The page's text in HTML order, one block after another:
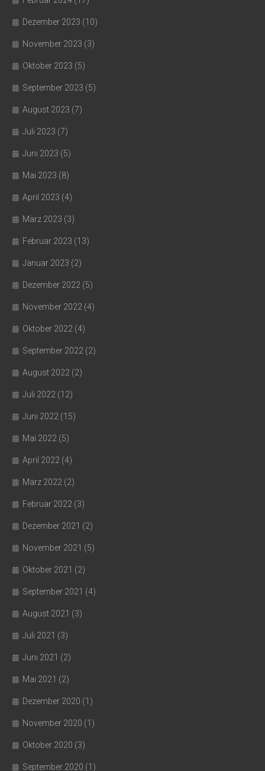
Dezember 2023 (10)
November 2023 (3)
Oktober 2023 (5)
September 2023 (5)
August 2023 (7)
Juli 2023 (7)
Juni 2023 (5)
Mai 2023 (8)
April 2023 (4)
März 2023 (3)
Februar 2023 (13)
Januar 2023 (2)
Dezember 2022 (5)
November 2022 (4)
Oktober 2022 (4)
September 2022 (2)
August 2022 (2)
Juli 2022 (12)
Juni 2022 (15)
Mai 2022 (5)
April 2022 (4)
März 2022 (2)
Februar 2022 (3)
Dezember 2021 (2)
November 2021 (5)
Oktober 2021 (2)
September 2021 (4)
August 2021 (3)
Juli 2021 (3)
Juni 2021 (2)
Mai 2021 (2)
Dezember 2020 (1)
November 2020 (1)
Oktober 2020 (3)
September 2020 (1)